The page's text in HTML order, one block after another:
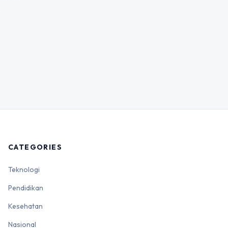
CATEGORIES
Teknologi
Pendidikan
Kesehatan
Nasional